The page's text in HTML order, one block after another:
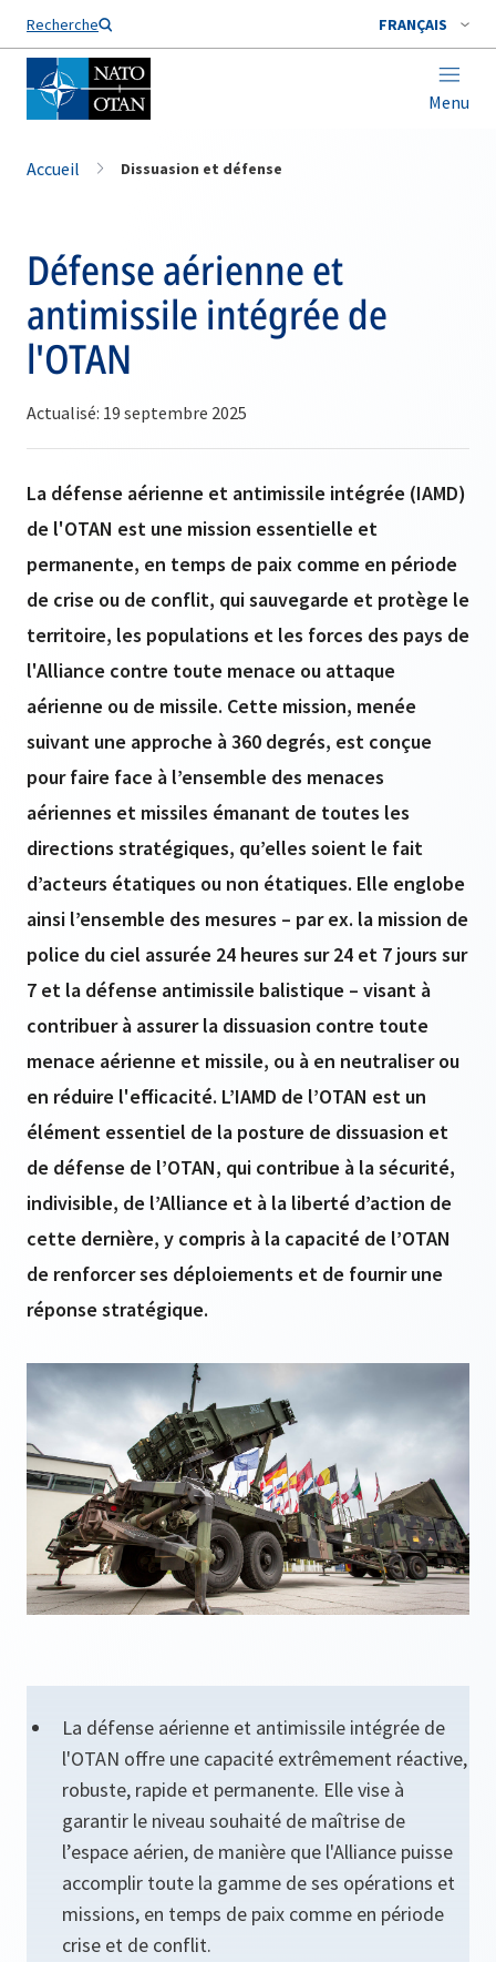
Recherche FRANÇAIS
Menu
Nom de famille*
Accueil Dissuasion et défense
Défense aérienne et
antimissile intégrée de
l'OTAN
Actualisé: 19 septembre 2025
La défense aérienne et antimissile intégrée (IAMD)
de l'OTAN est une mission essentielle et
permanente, en temps de paix comme en période
de crise ou de conflit, qui sauvegarde et protège le
territoire, les populations et les forces des pays de
l'Alliance contre toute menace ou attaque
aérienne ou de missile. Cette mission, menée
suivant une approche à 360 degrés, est conçue
pour faire face à l’ensemble des menaces
aériennes et missiles émanant de toutes les
directions stratégiques, qu’elles soient le fait
d’acteurs étatiques ou non étatiques. Elle englobe
ainsi l’ensemble des mesures – par ex. la mission de
police du ciel assurée 24 heures sur 24 et 7 jours sur
7 et la défense antimissile balistique – visant à
contribuer à assurer la dissuasion contre toute
menace aérienne et missile, ou à en neutraliser ou
en réduire l'efficacité. L’IAMD de l’OTAN est un
élément essentiel de la posture de dissuasion et
de défense de l’OTAN, qui contribue à la sécurité,
indivisible, de l’Alliance et à la liberté d’action de
cette dernière, y compris à la capacité de l’OTAN
de renforcer ses déploiements et de fournir une
réponse stratégique.
La défense aérienne et antimissile intégrée de
l'OTAN offre une capacité extrêmement réactive,
robuste, rapide et permanente. Elle vise à
garantir le niveau souhaité de maîtrise de
l’espace aérien, de manière que l'Alliance puisse
accomplir toute la gamme de ses opérations et
missions, en temps de paix comme en période
crise et de conflit.